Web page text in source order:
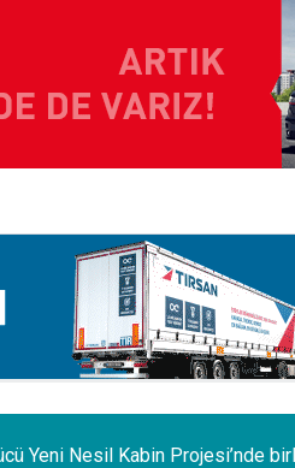
şaha kalktı